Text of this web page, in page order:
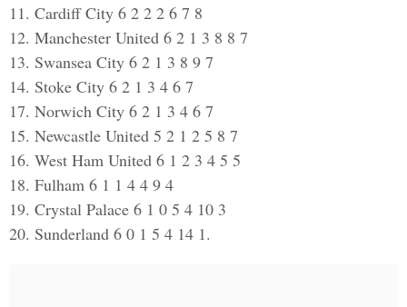
11. Cardiff City 6 2 2 2 6 7 8
12. Manchester United 6 2 1 3 8 8 7
13. Swansea City 6 2 1 3 8 9 7
14. Stoke City 6 2 1 3 4 6 7
17. Norwich City 6 2 1 3 4 6 7
15. Newcastle United 5 2 1 2 5 8 7
16. West Ham United 6 1 2 3 4 5 5
18. Fulham 6 1 1 4 4 9 4
19. Crystal Palace 6 1 0 5 4 10 3
20. Sunderland 6 0 1 5 4 14 1.